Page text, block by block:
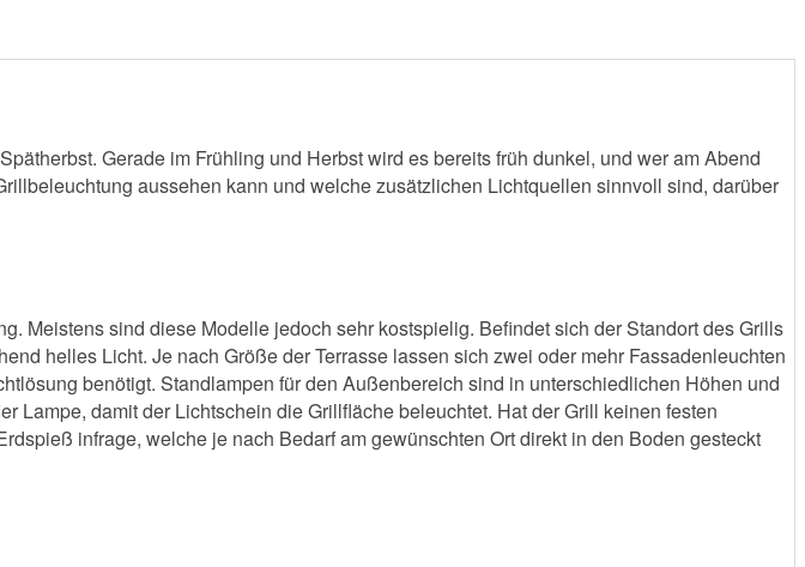
Gerade im Frühling und Herbst wird es bereits früh dunkel, und wer am Abend
aussehen kann und welche zusätzlichen Lichtquellen sinnvoll sind, darüber
Meistens sind diese Modelle jedoch sehr kostspielig. Befindet sich der Standort des Grills
helles Licht. Je nach Größe der Terrasse lassen sich zwei oder mehr Fassadenleuchten
benötigt. Standlampen für den Außenbereich sind in unterschiedlichen Höhen und
damit der Lichtschein die Grillfläche beleuchtet. Hat der Grill keinen festen
infrage, welche je nach Bedarf am gewünschten Ort direkt in den Boden gesteckt